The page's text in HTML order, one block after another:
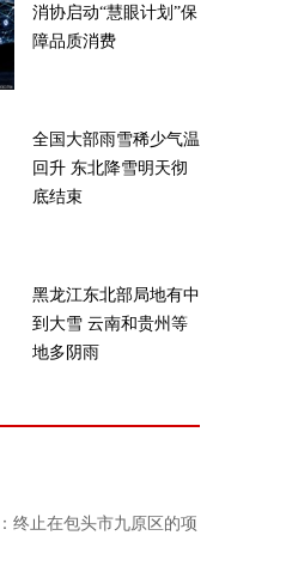
消协启动“慧眼计划”保
障品质消费
全国大部雨雪稀少气温
回升 东北降雪明天彻
底结束
黑龙江东北部局地有中
到大雪 云南和贵州等
地多阴雨
终止在包头市九原区的项